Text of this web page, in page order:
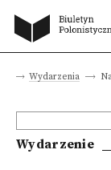
Wydarzenia
Wydarzenie